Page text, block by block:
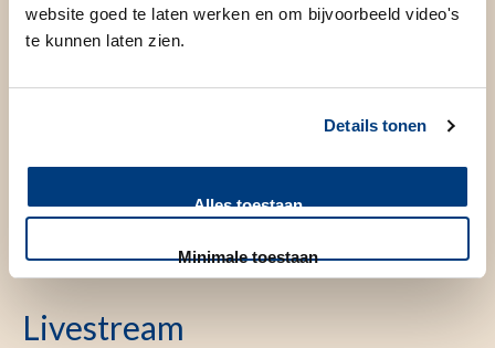
website goed te laten werken en om bijvoorbeeld video's
te kunnen laten zien.
Details tonen
Alles toestaan
Minimale toestaan
of cannabinoids
dr. J.A.A.C. Heuberger
Livestream